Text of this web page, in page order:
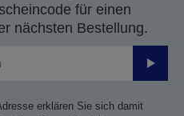
für einen
nächsten Bestellung.
erklären Sie sich damit